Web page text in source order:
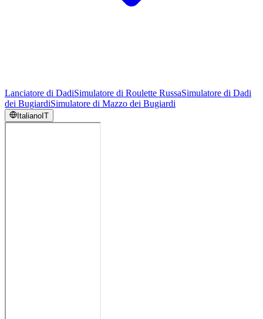
Lanciatore di DadiSimulatore di Roulette RussaSimulatore di Dadi
dei BugiardiSimulatore di Mazzo dei Bugiardi
Italiano IT